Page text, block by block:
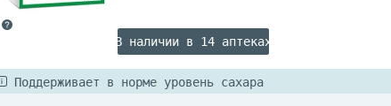
В наличии в 14 аптеках
Поддерживает в норме уровень сахара